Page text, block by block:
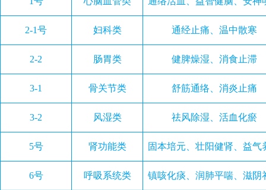
2-1号 妇科类 通经止痛、温中散寒
2-2 肠胃类 健脾燥湿、消食止滞
3-1 骨关节类 舒筋通络、消炎止痛
3-2 风湿类 祛风除湿、活血化瘀
5号 肾功能类 固本培元、壮阳健肾、益气
6号 呼吸系统类 镇咳化痰、润肺平喘、滋阴